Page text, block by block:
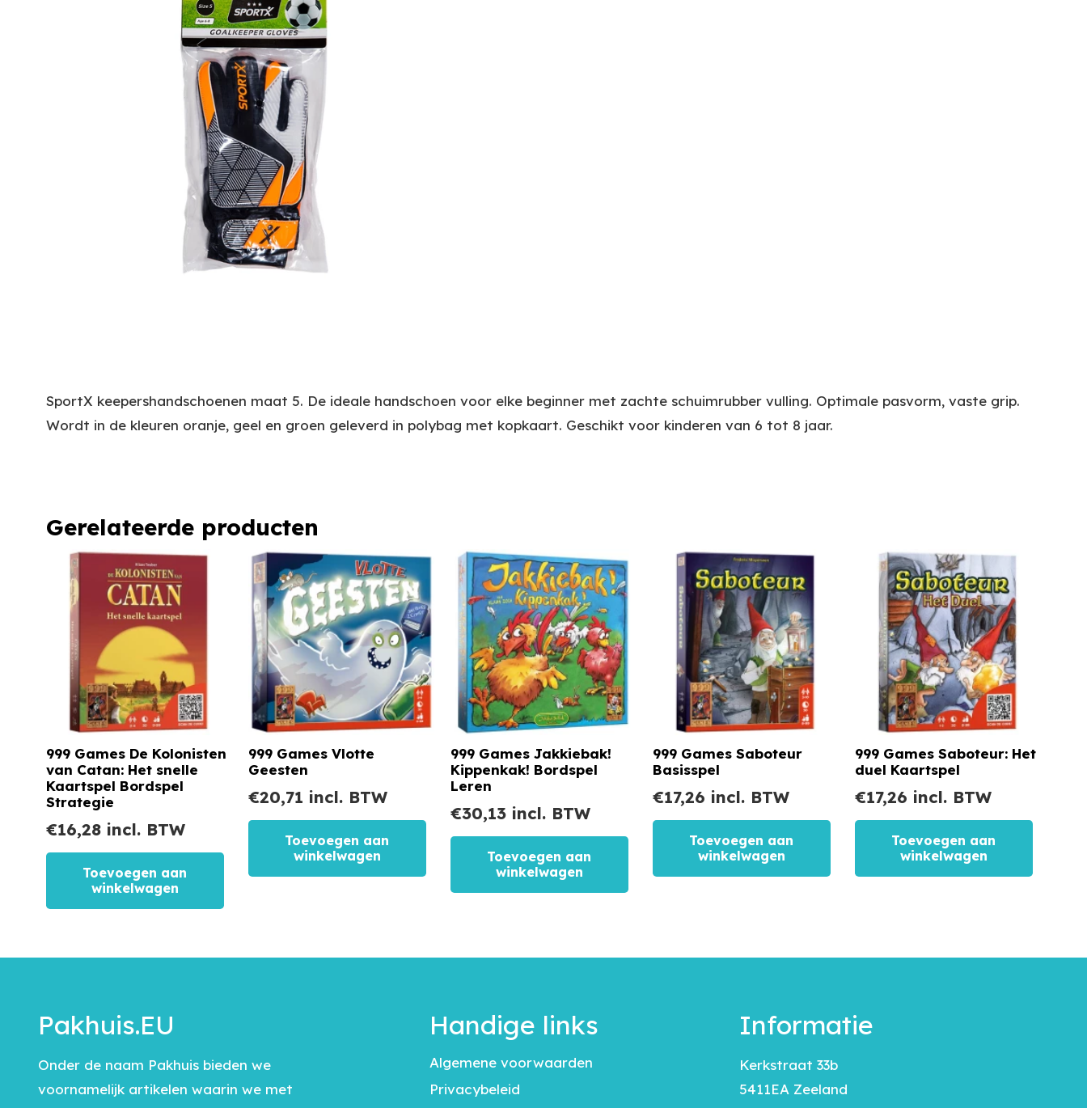
SportX keepershandschoenen maat 5. De ideale handschoen voor elke beginner met zachte schuimrubber vulling. Optimale pasvorm, vaste grip.
Wordt in de kleuren oranje, geel en groen geleverd in polybag met kopkaart. Geschikt voor kinderen van 6 tot 8 jaar.
Gerelateerde producten
999 Games De Kolonisten
van Catan: Het snelle
Kaartspel Bordspel
Strategie
€16,28 incl. BTW
Toevoegen aan
winkelwagen
999 Games Vlotte
Geesten
€20,71 incl. BTW
Toevoegen aan
winkelwagen
999 Games Jakkiebak!
Kippenkak! Bordspel
Leren
€30,13 incl. BTW
Toevoegen aan
winkelwagen
999 Games Saboteur
Basisspel
€17,26 incl. BTW
Toevoegen aan
winkelwagen
999 Games Saboteur: Het
duel Kaartspel
€17,26 incl. BTW
Toevoegen aan
winkelwagen
Pakhuis.EU
Onder de naam Pakhuis bieden we
voornamelijk artikelen waarin we met
Handige links
Algemene voorwaarden
Privacybeleid
Informatie
Kerkstraat 33b
5411EA Zeeland